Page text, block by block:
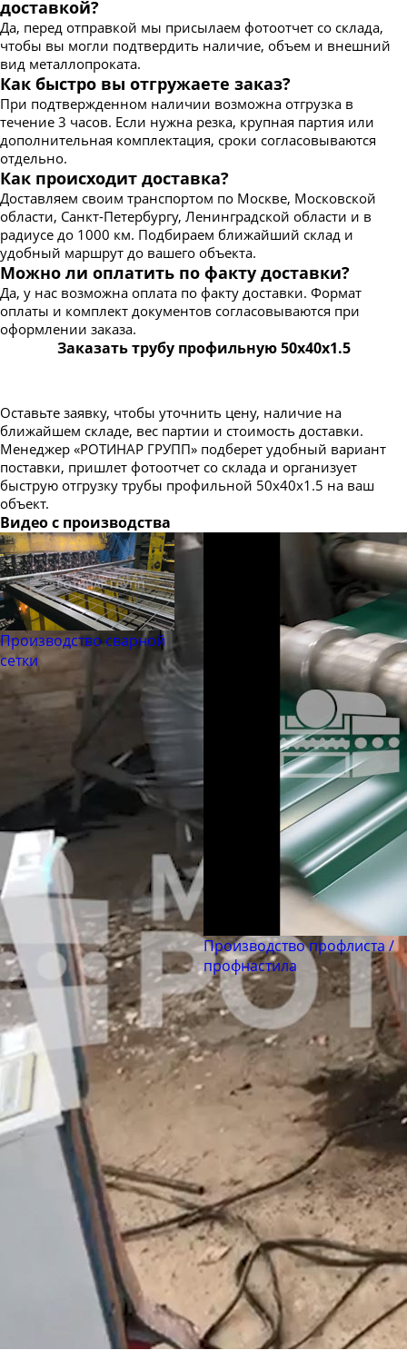
доставкой?
Да, перед отправкой мы присылаем фотоотчет со склада,
чтобы вы могли подтвердить наличие, объем и внешний
вид металлопроката.
Как быстро вы отгружаете заказ?
При подтвержденном наличии возможна отгрузка в
течение 3 часов. Если нужна резка, крупная партия или
дополнительная комплектация, сроки согласовываются
отдельно.
Как происходит доставка?
Доставляем своим транспортом по Москве, Московской
области, Санкт-Петербургу, Ленинградской области и в
радиусе до 1000 км. Подбираем ближайший склад и
удобный маршрут до вашего объекта.
Можно ли оплатить по факту доставки?
Да, у нас возможна оплата по факту доставки. Формат
оплаты и комплект документов согласовываются при
оформлении заказа.
Заказать трубу профильную 50х40х1.5
Оставьте заявку, чтобы уточнить цену, наличие на
ближайшем складе, вес партии и стоимость доставки.
Менеджер «РОТИНАР ГРУПП» подберет удобный вариант
поставки, пришлет фотоотчет со склада и организует
быструю отгрузку трубы профильной 50х40х1.5 на ваш
объект.
Видео с производства
Производство сварной
сетки
Производство профлиста /
профнастила